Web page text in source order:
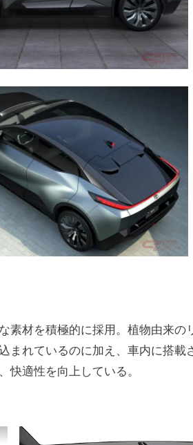
素材を積極的に採用。植物由来の
まれているのに加え、車内に搭載
快適性を向上している。